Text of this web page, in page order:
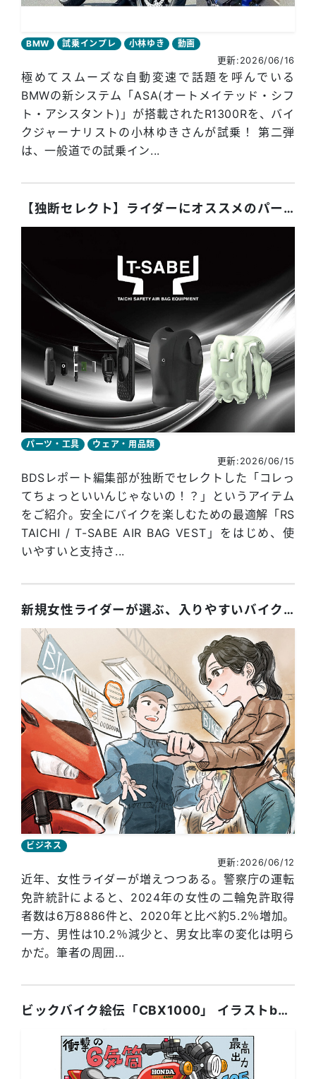
BMW 試乗インプレ 小林ゆき
動画
更新:2026/06/16
極めてスムーズな自動変速で話題を呼んでいる
BMWの新システム「ASA(オートメイテッド・シフ
ト・アシスタント)」が搭載されたR1300Rを、バイ
クジャーナリストの小林ゆきさんが試乗！ 第二弾
は、一般道での試乗イン...
パーツ・工具
ウェア・用品類
更新:2026/06/15
【独断セレクト】ライダーにオススメのパーツ4選！ 2026年6月号
BDSレポート編集部が独断でセレクトした「コレっ
てちょっといいんじゃないの！？」というアイテム
をご紹介。安全にバイクを楽しむための最適解「RS
TAICHI / T-SABE AIR BAG VEST」をはじめ、使
いやすいと支持さ...
ビジネス
更新:2026/06/12
新規女性ライダーが選ぶ、入りやすいバイクショップとは？
近年、女性ライダーが増えつつある。警察庁の運転
免許統計によると、2024年の女性の二輪免許取得
者数は6万8886件と、2020年と比べ約5.2％増加。
一方、男性は10.2％減少と、男女比率の変化は明ら
かだ。筆者の周囲...
ビックバイク絵伝「CBX1000」 イラストby藤原かんいち